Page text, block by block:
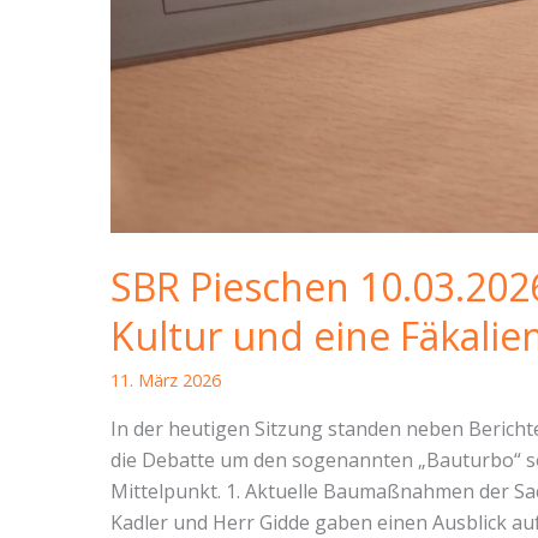
SBR Pieschen
Kultur und eine
11. März 2026
In der heutigen Sitzung standen neben
die Debatte um den sogenannten „Bauturbo“
Mittelpunkt. 1. Aktuelle Baumaßnahmen der
Kadler und Herr Gidde gaben einen Ausblick